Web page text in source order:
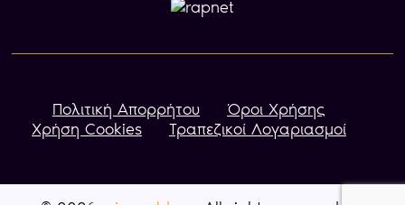
Πολιτική Απορρήτου
Όροι Χρήσης
Χρήση Cookies
Τραπεζικοί Λογαριασμοί